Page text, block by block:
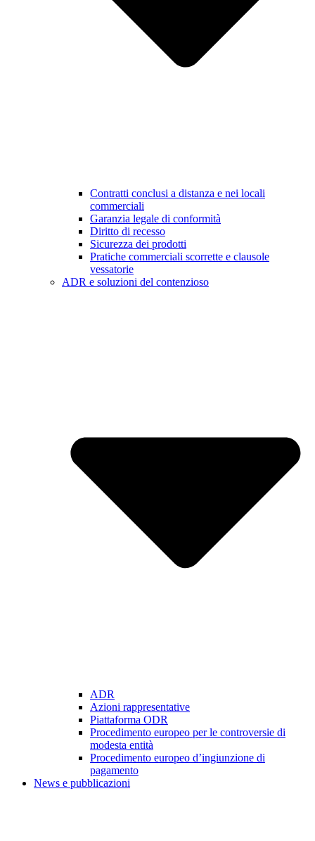
Contratti conclusi a distanza e nei locali
commerciali
Garanzia legale di conformità
Diritto di recesso
Sicurezza dei prodotti
Pratiche commerciali scorrette e clausole
vessatorie
ADR e soluzioni del contenzioso
ADR
Azioni rappresentative
Piattaforma ODR
Procedimento europeo per le controversie di
modesta entità
Procedimento europeo d’ingiunzione di
pagamento
News e pubblicazioni